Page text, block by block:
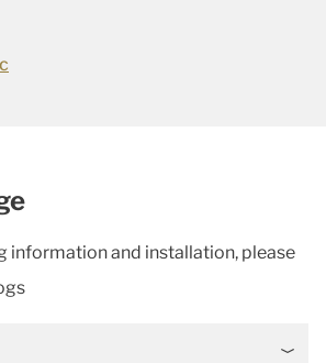
information and installation, please